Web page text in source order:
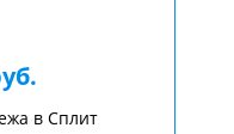
в Сплит